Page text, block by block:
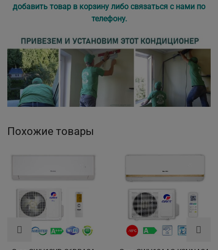
добавить товар в корзину либо связаться с нами по
телефону.
Похожие товары